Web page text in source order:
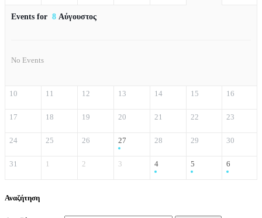
Events for 8 Αύγουστος
No Events
10 11 12 13 14 15 16
17 18 19 20 21 22 23
24 25 26 27 28 29 30
31 1 2 3 4 5 6
Αναζήτηση